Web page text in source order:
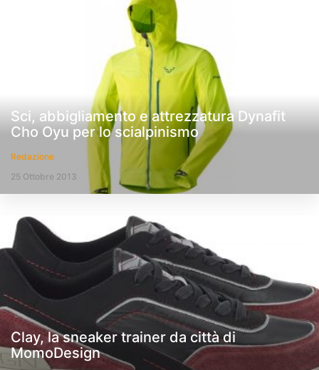
Sci, abbigliamento e attrezzatura Dynafit
Cho Oyu per lo scialpinismo
Redazione
25 Ottobre 2013
Clay, la sneaker trainer da città di
MomoDesign